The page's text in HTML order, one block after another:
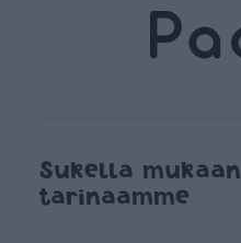
Sukella mukaan
tarinaamme